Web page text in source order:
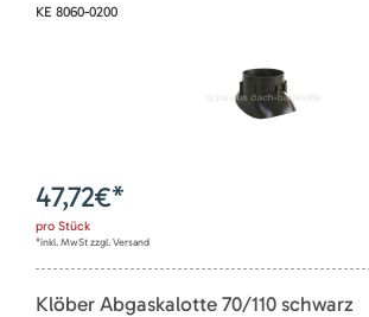
KE 8060-0200
47,72€*
pro Stück
*inkl. MwSt zzgl. Versand
Klöber Abgaskalotte 70/110 schwarz